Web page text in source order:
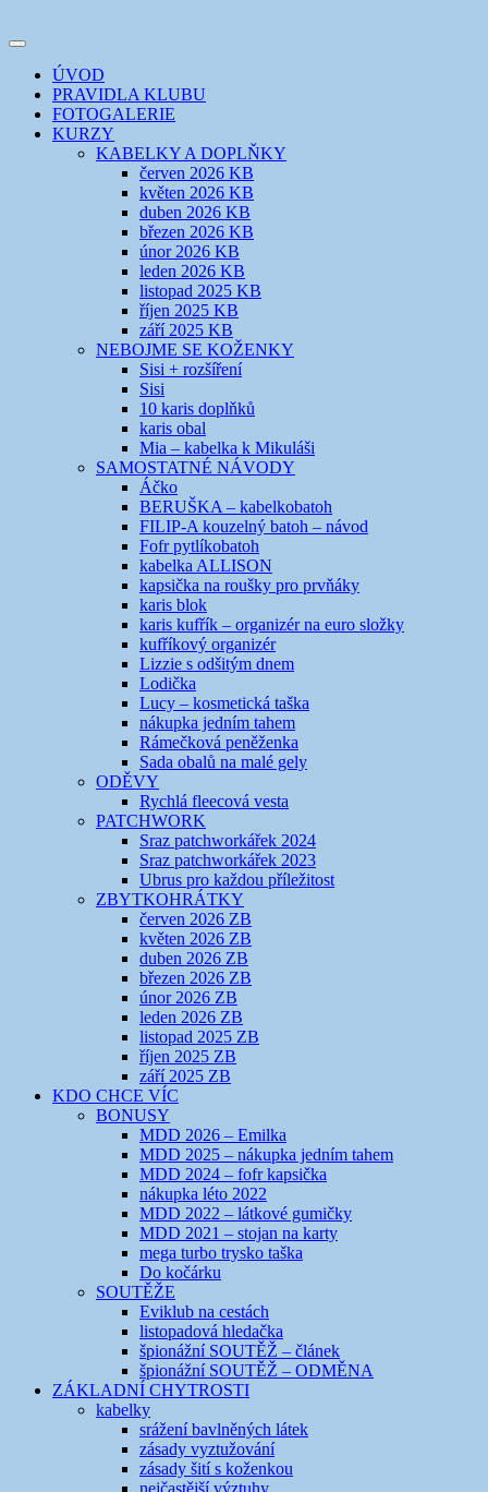
k
webuEVIKLUB
šicí klub
Toggle
navigation
ÚVOD
PRAVIDLA KLUBU
FOTOGALERIE
KURZY
KABELKY A DOPLŇKY
červen 2026 KB
květen 2026 KB
duben 2026 KB
březen 2026 KB
únor 2026 KB
leden 2026 KB
listopad 2025 KB
říjen 2025 KB
září 2025 KB
NEBOJME SE KOŽENKY
Sisi + rozšíření
Sisi
10 karis doplňků
karis obal
Mia – kabelka k Mikuláši
SAMOSTATNÉ NÁVODY
Áčko
BERUŠKA – kabelkobatoh
FILIP-A kouzelný batoh – návod
Fofr pytlíkobatoh
kabelka ALLISON
kapsička na roušky pro prvňáky
karis blok
karis kufřík – organizér na euro složky
kufříkový organizér
Lizzie s odšitým dnem
Lodička
Lucy – kosmetická taška
nákupka jedním tahem
Rámečková peněženka
Sada obalů na malé gely
ODĚVY
Rychlá fleecová vesta
PATCHWORK
Sraz patchworkářek 2024
Sraz patchworkářek 2023
Ubrus pro každou příležitost
ZBYTKOHRÁTKY
červen 2026 ZB
květen 2026 ZB
duben 2026 ZB
březen 2026 ZB
únor 2026 ZB
leden 2026 ZB
listopad 2025 ZB
říjen 2025 ZB
září 2025 ZB
KDO CHCE VÍC
BONUSY
MDD 2026 – Emilka
MDD 2025 – nákupka jedním tahem
MDD 2024 – fofr kapsička
nákupka léto 2022
MDD 2022 – látkové gumičky
MDD 2021 – stojan na karty
mega turbo trysko taška
Do kočárku
SOUTĚŽE
Eviklub na cestách
listopadová hledačka
špionážní SOUTĚŽ – článek
špionážní SOUTĚŽ – ODMĚNA
ZÁKLADNÍ CHYTROSTI
kabelky
srážení bavlněných látek
zásady vyztužování
zásady šití s koženkou
nejčastější výztuhy